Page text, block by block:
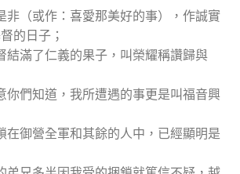
非（或作：喜愛那美好的事），作誠實
的日子；
結滿了仁義的果子，叫榮耀稱讚歸與
你們知道，我所遭遇的事更是叫福音興
在御營全軍和其餘的人中，已經顯明是